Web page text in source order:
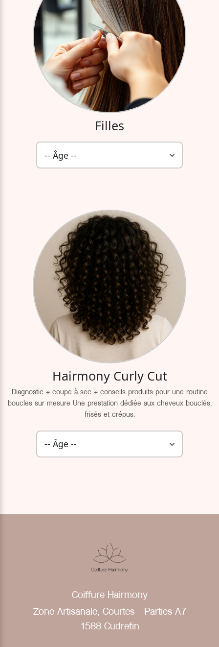
Filles
Hairmony Curly Cut
Diagnostic + coupe à sec + conseils produits pour une routine
boucles sur mesure Une prestation dédiée aux cheveux bouclés,
frisés et crépus.
Coiffure Hairmony
Zone Artisanale, Courtes - Parties A7
1588 Cudrefin